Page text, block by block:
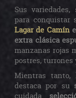
Sus
para conquistar
Lagar de Camín
extra clásica
manzanas rojas
postres, turrones
Mientras tanto,
destaca por su
cuidada